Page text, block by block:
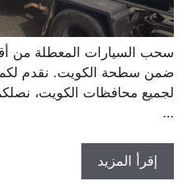
سحب السيارات المعطلة من أقوى
ضمن سطحة الكويت. نقدم لكم
لجميع محافظات الكويت، نصلكم
إقرأ المزيد